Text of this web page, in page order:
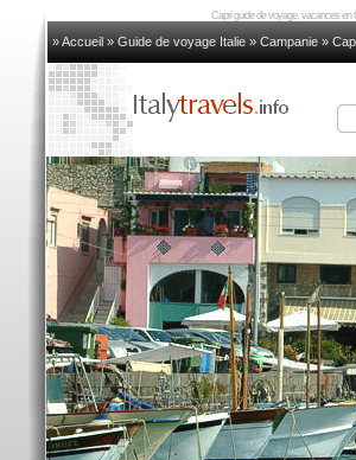
Capri guide de voyage, vacances en
» Accueil » Guide de voyage Italie » Campanie »